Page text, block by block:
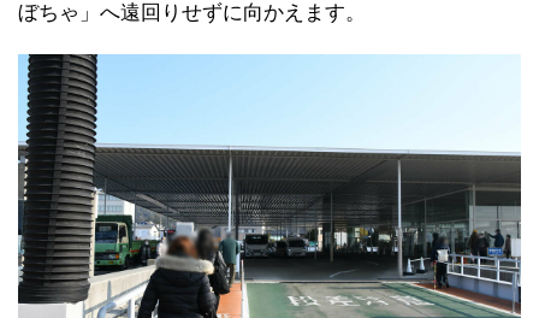
ぼちゃ」へ遠回りせずに向かえます。